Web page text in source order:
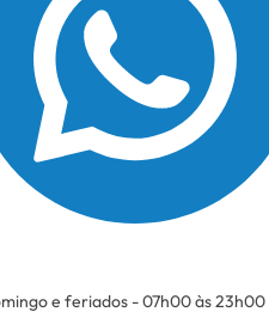
e feriados - 07h00 às 23h00